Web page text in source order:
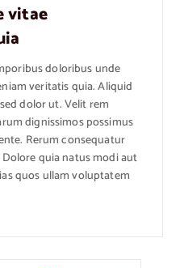
vitae
doloribus unde
veritatis quia. Aliquid
dolor ut. Velit rem
dignissimos possimus
Rerum consequatur
quia natus modi aut
quos ullam voluptatem